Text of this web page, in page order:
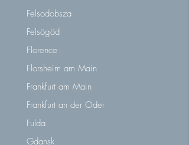
Felsodobsza
Felsögöd
Florence
Florsheim am Main
Frankfurt am Main
Frankfurt an der Oder
Fulda
Gdansk